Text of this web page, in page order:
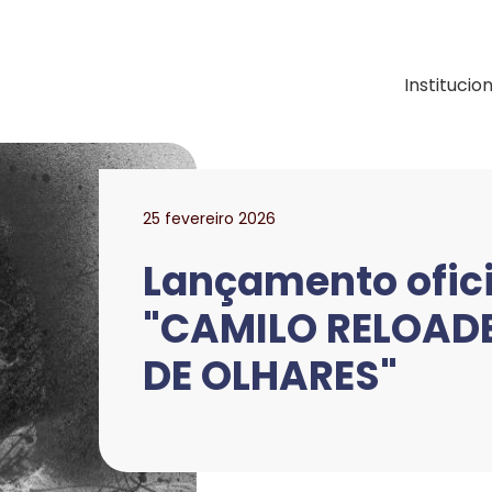
e
25 fevereiro 2026
Lançamento
"CAMILO
DE OLHARES"